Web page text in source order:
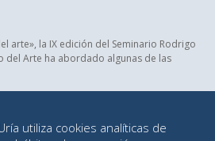
arte», la IX edición del Seminario Rodrigo
del Arte ha abordado algunas de las
utiliza cookies analíticas de